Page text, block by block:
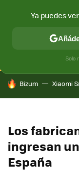
CONECTIVIDAD
HOY SE HABLA DE
Bizum Xiaomi
Los
ingresan
España
Ya puedes
Solo